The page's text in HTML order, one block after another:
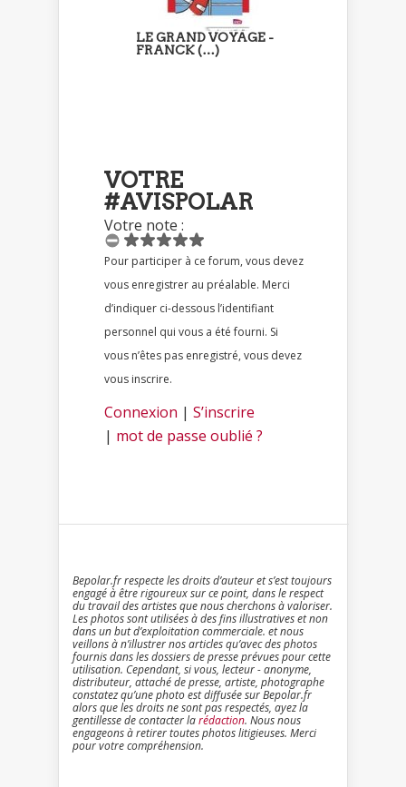
LE GRAND VOYAGE -
FRANCK (…)
VOTRE
#AVISPOLAR
Votre note :
Pour participer à ce forum, vous devez
vous enregistrer au préalable. Merci
d’indiquer ci-dessous l’identifiant
personnel qui vous a été fourni. Si
vous n’êtes pas enregistré, vous devez
vous inscrire.
Connexion | S’inscrire
| mot de passe oublié ?
Bepolar.fr respecte les droits d’auteur et s’est toujours
engagé à être rigoureux sur ce point, dans le respect
du travail des artistes que nous cherchons à valoriser.
Les photos sont utilisées à des fins illustratives et non
dans un but d’exploitation commerciale. et nous
veillons à n’illustrer nos articles qu’avec des photos
fournis dans les dossiers de presse prévues pour cette
utilisation. Cependant, si vous, lecteur - anonyme,
distributeur, attaché de presse, artiste, photographe
constatez qu’une photo est diffusée sur Bepolar.fr
alors que les droits ne sont pas respectés, ayez la
gentillesse de contacter larédaction. Nous nous
engageons à retirer toutes photos litigieuses. Merci
pour votre compréhension.